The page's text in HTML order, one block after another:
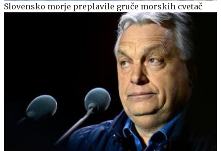
Slovensko morje preplavile gruče morskih cvetač